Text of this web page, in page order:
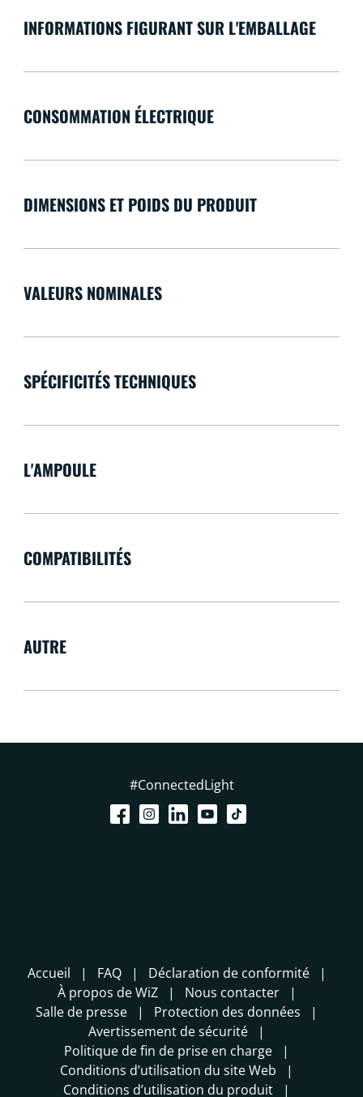
INFORMATIONS FIGURANT SUR L'EMBALLAGE
CONSOMMATION ÉLECTRIQUE
DIMENSIONS ET POIDS DU PRODUIT
VALEURS NOMINALES
SPÉCIFICITÉS TECHNIQUES
L'AMPOULE
COMPATIBILITÉS
AUTRE
#ConnectedLight
Accueil FAQ
Déclaration de conformité
À propos de WiZ
Nous contacter
Salle de presse
Protection des données
Avertissement de sécurité
Politique de fin de prise en charge
Conditions d’utilisation du site Web
Conditions d’utilisation du produit